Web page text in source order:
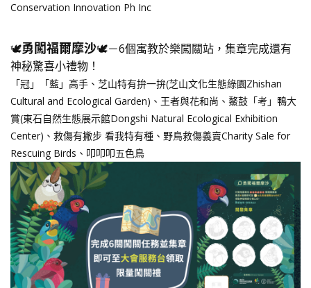
Conservation Innovation Ph Inc
🕊️勇闖福爾摩沙🕊️－6個寓教於樂闖關站，集章完成還有
神秘驚喜小禮物！
「冠」「藍」高手、芝山特有拚一拚(芝山文化生態綠園Zhishan
Cultural and Ecological Garden)、王者與花和尚、鰲鼓「考」鴨大
賞(東石自然生態展示館Dongshi Natural Ecological Exhibition
Center)、救傷有撇步 看我特有種、野鳥救傷義賣Charity Sale for
Rescuing Birds、叩叩叩五色鳥